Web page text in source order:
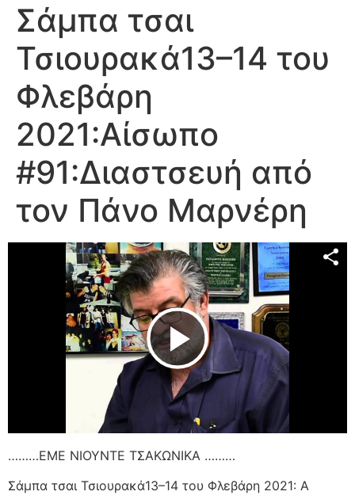
Σάμπα τσαι
Τσιουρακά13–14 του
Φλεβάρη
2021:Αίσωπο
#91:Διαστσευή από
τον Πάνο Μαρνέρη
Play Video
………ΕΜΕ ΝΙΟΥΝΤΕ ΤΣΑΚΩΝΙΚΑ ………
Σάμπα τσαι Τσιουρακά13–14 του Φλεβάρη 2021: Α